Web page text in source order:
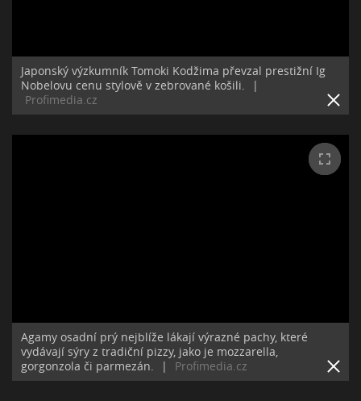
Japonský výzkumník Tomoki Kodžima převzal prestižní Ig
Nobelovu cenu stylově v zebrované košili.
|
Profimedia.cz
Agamy osadní prý nejblíže lákají výrazné pachy, které
vydávají sýry z tradiční pizzy, jako je mozzarella,
gorgonzola či parmezán.
| Profimedia.cz